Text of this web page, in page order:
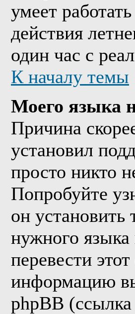
умеет
действия
один час с
К началу темы
Моего языка
Причина
установил
просто никто
Попробуйте
он
нужного
перевести
информацию
phpBB